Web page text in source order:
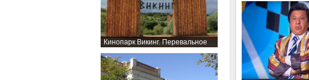
Кинопарк Викинг. Перевальное